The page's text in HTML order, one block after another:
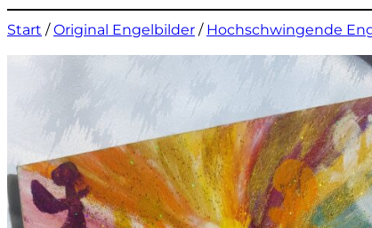
Start /Original Engelbilder / Hochschwingende